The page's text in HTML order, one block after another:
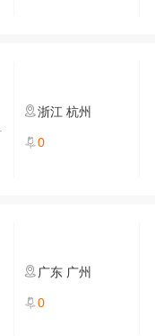
浙江 杭州
0
广东 广州
0